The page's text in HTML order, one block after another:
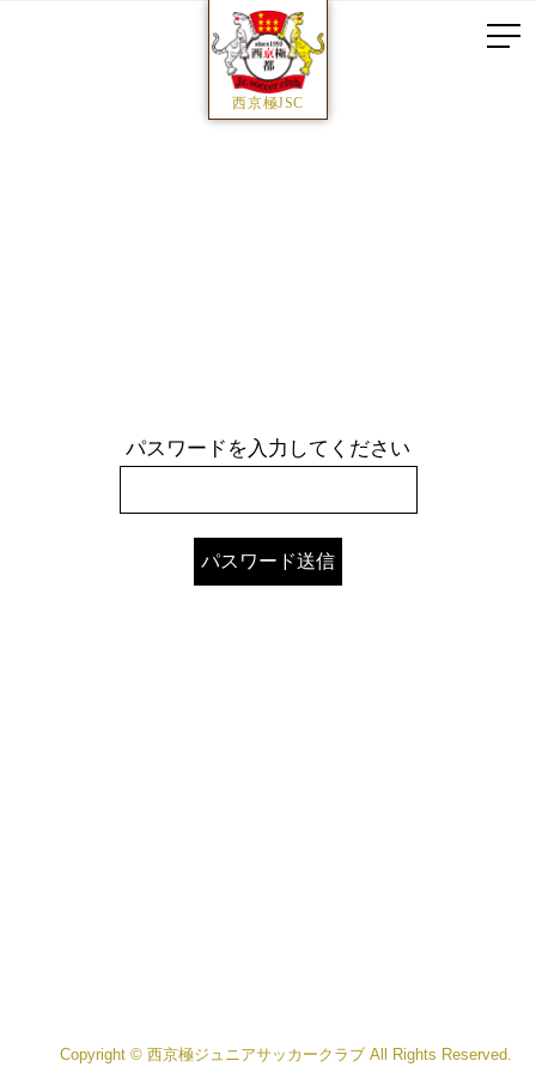
西京極JSC
パスワードを入力してください
Copyright © 西京極ジュニアサッカークラブ All Rights Reserved.